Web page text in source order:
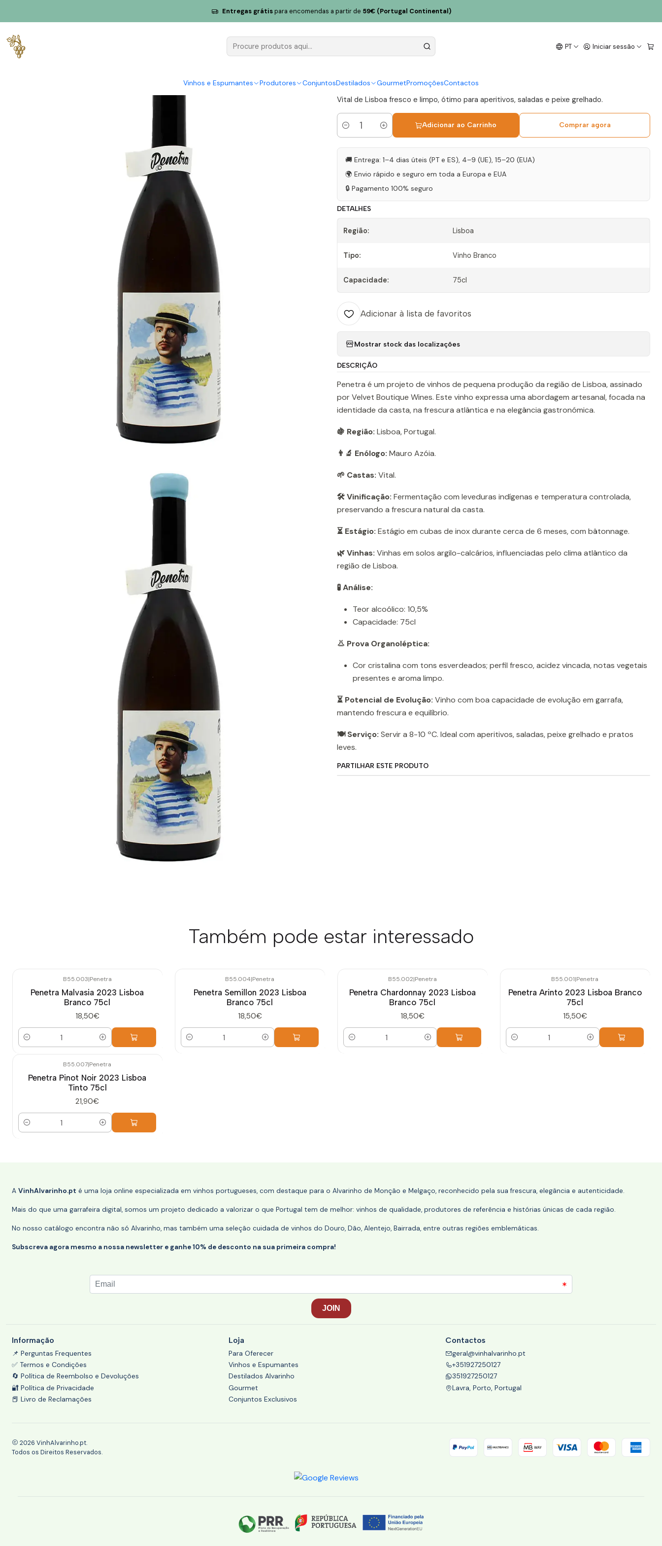
PT Iniciar sessão
Vinhos e Espumantes Produtores ConjuntosDestilados GourmetPromoçõesContactos
Entregas grátispara encomendas a partir de 59€ (Portugal Continental)
Penetra Vital 2023 Lisboa Branco 75cl
Penetra Vital 2023 Lisboa Branco
|
Vital de Lisboa fresco e limpo, ótimo para aperitivos, saladas e peixe grelhado.
Quantidade
Adicionar ao Carrinho Comprar agora
🚚 Entrega: 1–4 dias úteis (PT e ES), 4–9 (UE), 15–20 (EUA)
🌍 Envio rápido e seguro em toda a Europa e EUA
🔒 Pagamento 100% seguro
DETALHES
Região: Lisboa
Tipo: Vinho Branco
Capacidade: 75cl
Adicionar à lista de favoritos
Mostrar stock das localizações
DESCRIÇÃO
Penetra é um projeto de vinhos de pequena produção da região de Lisboa, assinado
por Velvet Boutique Wines. Este vinho expressa uma abordagem artesanal, focada na
identidade da casta, na frescura atlântica e na elegância gastronómica.
🍇 Região: Lisboa, Portugal.
👨‍🔬 Enólogo: Mauro Azóia.
🌱 Castas: Vital.
🛠️ Vinificação: Fermentação com leveduras indígenas e temperatura controlada,
preservando a frescura natural da casta.
⏳ Estágio: Estágio em cubas de inox durante cerca de 6 meses, com bâtonnage.
🌿 Vinhas: Vinhas em solos argilo-calcários, influenciadas pelo clima atlântico da
região de Lisboa.
🧪 Análise:
Teor alcoólico: 10,5%
Capacidade: 75cl
👃 Prova Organoléptica:
Cor cristalina com tons esverdeados; perfil fresco, acidez vincada, notas vegetais
presentes e aroma limpo.
⏳ Potencial de Evolução: Vinho com boa capacidade de evolução em garrafa,
mantendo frescura e equilíbrio.
🍽️ Serviço: Servir a 8-10 ºC. Ideal com aperitivos, saladas, peixe grelhado e pratos
leves.
PARTILHAR ESTE PRODUTO
Também pode estar interessado
B55.003|Penetra
Penetra Malvasia 2023 Lisboa
Branco 75cl
18,50€
Quantidade
B55.004|Penetra
Penetra Semillon 2023 Lisboa
Branco 75cl
18,50€
Quantidade
B55.002|Penetra
Penetra Chardonnay 2023 Lisboa
Branco 75cl
18,50€
Quantidade
B55.001|Penetra
Penetra Arinto 2023 Lisboa Branco
75cl
15,50€
Quantidade
B55.007|Penetra
Penetra Pinot Noir 2023 Lisboa
Tinto 75cl
21,90€
Quantidade
A VinhAlvarinho.pt é uma loja online especializada em vinhos portugueses, com destaque para o Alvarinho de Monção e Melgaço, reconhecido pela sua frescura, elegância e autenticidade.
Mais do que uma garrafeira digital, somos um projeto dedicado a valorizar o que Portugal tem de melhor: vinhos de qualidade, produtores de referência e histórias únicas de cada região.
No nosso catálogo encontra não só Alvarinho, mas também uma seleção cuidada de vinhos do Douro, Dão, Alentejo, Bairrada, entre outras regiões emblemáticas.
Subscreva agora mesmo a nossa newsletter e ganhe 10% de desconto na sua primeira compra!
Informação
📌 Perguntas Frequentes
✅ Termos e Condições
🔄 Política de Reembolso e Devoluções
🔐 Política de Privacidade
📕 Livro de Reclamações
Loja
Para Oferecer
Vinhos e Espumantes
Destilados Alvarinho
Gourmet
Conjuntos Exclusivos
Contactos
geral@vinhalvarinho.pt
+351927250127
351927250127
Lavra, Porto, Portugal
2026 VinhAlvarinho.pt.
Todos os Direitos Reservados.